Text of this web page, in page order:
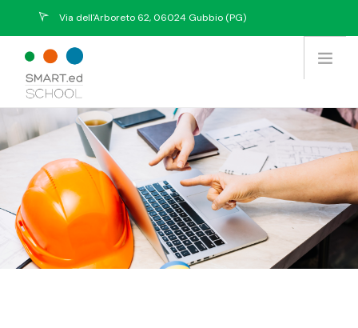
Via dell'Arboreto 62, 06024 Gubbio (PG)
info@eurekasystem.eu
Chi Siamo
Offerta Formativa
Prodotti / Servizi
Tutti i Corsi
Collabora con noi
Contatti